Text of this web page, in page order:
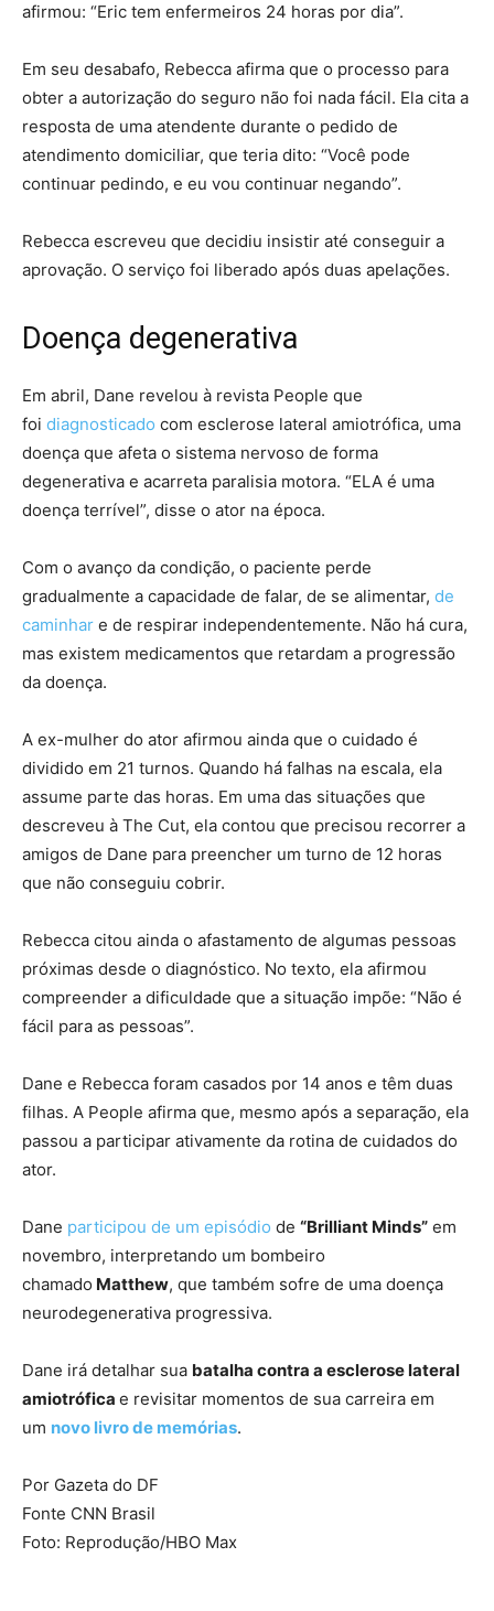
afirmou: “Eric tem enfermeiros 24 horas por dia”.
Em seu desabafo, Rebecca afirma que o processo para
obter a autorização do seguro não foi nada fácil. Ela cita a
resposta de uma atendente durante o pedido de
atendimento domiciliar, que teria dito: “Você pode
continuar pedindo, e eu vou continuar negando”.
Rebecca escreveu que decidiu insistir até conseguir a
aprovação. O serviço foi liberado após duas apelações.
Doença degenerativa
Em abril, Dane revelou à revista People que
foi diagnosticado com esclerose lateral amiotrófica, uma
doença que afeta o sistema nervoso de forma
degenerativa e acarreta paralisia motora. “ELA é uma
doença terrível”, disse o ator na época.
Com o avanço da condição, o paciente perde
gradualmente a capacidade de falar, de se alimentar, de
caminhar e de respirar independentemente. Não há cura,
mas existem medicamentos que retardam a progressão
da doença.
A ex-mulher do ator afirmou ainda que o cuidado é
dividido em 21 turnos. Quando há falhas na escala, ela
assume parte das horas. Em uma das situações que
descreveu à The Cut, ela contou que precisou recorrer a
amigos de Dane para preencher um turno de 12 horas
que não conseguiu cobrir.
Rebecca citou ainda o afastamento de algumas pessoas
próximas desde o diagnóstico. No texto, ela afirmou
compreender a dificuldade que a situação impõe: “Não é
fácil para as pessoas”.
Dane e Rebecca foram casados por 14 anos e têm duas
filhas. A People afirma que, mesmo após a separação, ela
passou a participar ativamente da rotina de cuidados do
ator.
Dane participou de um episódio de “Brilliant Minds” em
novembro, interpretando um bombeiro
chamado Matthew, que também sofre de uma doença
neurodegenerativa progressiva.
Dane irá detalhar sua batalha contra a esclerose lateral
amiotrófica e revisitar momentos de sua carreira em
um novo livro de memórias.
Por Gazeta do DF
Fonte CNN Brasil
Foto: Reprodução/HBO Max